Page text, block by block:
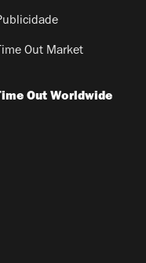
Out Market
Out Worldwide